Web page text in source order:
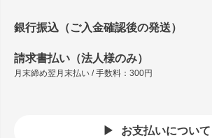
銀行振込（ご入金確認後の発送）
請求書払い（法人様のみ）
月末締め翌月末払い / 手数料：300円
お支払いについて